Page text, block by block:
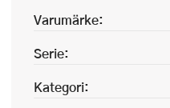
Varumärke:
Serie:
Kategori: